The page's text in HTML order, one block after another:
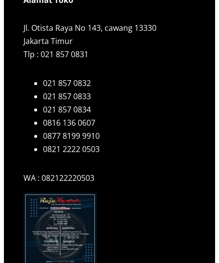
Jl. Otista Raya No 143, cawang 13330
Jakarta Timur
Tlp : 021 857 0831
021 857 0832
021 857 0833
021 857 0834
0816 136 0607
0877 8199 9910
0821 2222 0503
WA : 082122220503